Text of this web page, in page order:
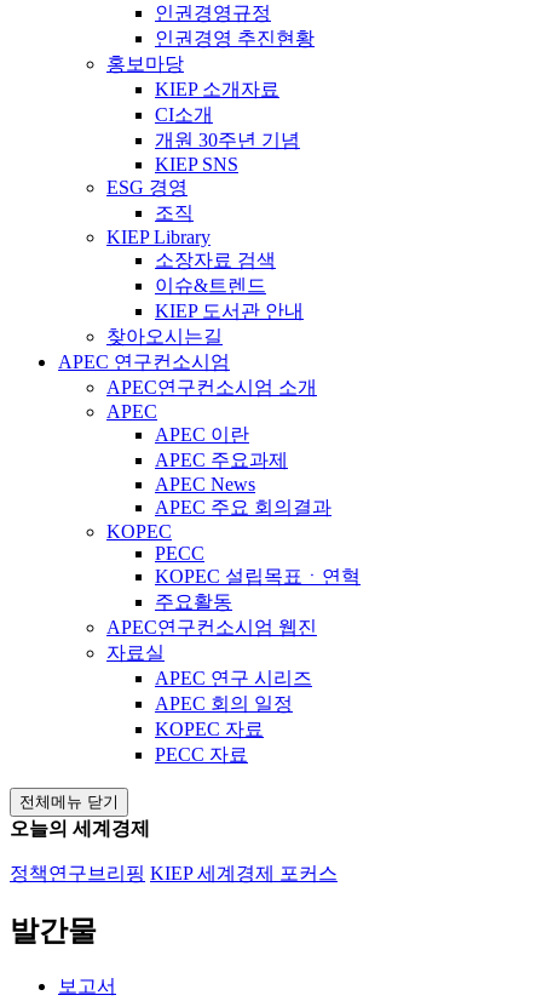
인권경영규정
인권경영 추진현황
홍보마당
KIEP 소개자료
CI소개
개원 30주년 기념
KIEP SNS
ESG 경영
조직
KIEP Library
소장자료 검색
이슈&트렌드
KIEP 도서관 안내
찾아오시는길
APEC 연구컨소시엄
APEC연구컨소시엄 소개
APEC
APEC 이란
APEC 주요과제
APEC News
APEC 주요 회의결과
KOPEC
PECC
KOPEC 설립목표ㆍ연혁
주요활동
APEC연구컨소시엄 웹진
자료실
APEC 연구 시리즈
APEC 회의 일정
KOPEC 자료
PECC 자료
전체메뉴 닫기
오늘의 세계경제
정책연구브리핑 KIEP 세계경제 포커스
발간물
보고서